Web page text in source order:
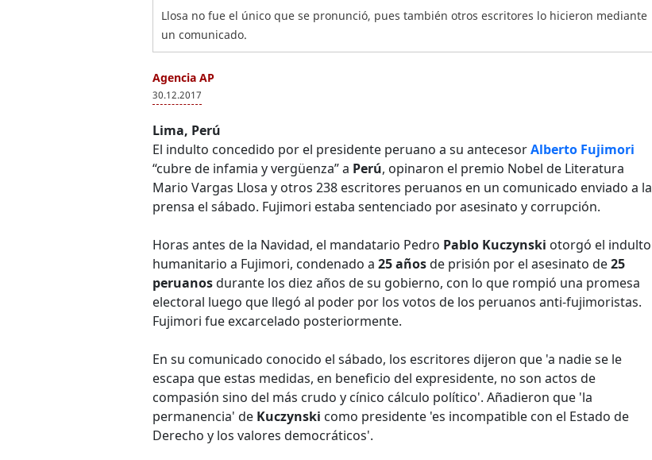
Llosa no fue el único que se pronunció, pues también otros escritores lo hicieron mediante
un comunicado.
Agencia AP
30.12.2017
Lima, Perú
El indulto concedido por el presidente peruano a su antecesorAlberto Fujimori
“cubre de infamia y vergüenza” a Perú, opinaron el premio Nobel de Literatura
Mario Vargas Llosa y otros 238 escritores peruanos en un comunicado enviado a la
prensa el sábado. Fujimori estaba sentenciado por asesinato y corrupción.
Horas antes de la Navidad, el mandatario Pedro Pablo Kuczynski otorgó el indulto
humanitario a Fujimori, condenado a 25 añosde prisión por el asesinato de25
peruanosdurante los diez años de su gobierno, con lo que rompió una promesa
electoral luego que llegó al poder por los votos de los peruanos anti-fujimoristas.
Fujimori fue excarcelado posteriormente.
En su comunicado conocido el sábado, los escritores dijeron que 'a nadie se le
escapa que estas medidas, en beneficio del expresidente, no son actos de
compasión sino del más crudo y cínico cálculo político'. Añadieron que 'la
permanencia' de Kuczynski como presidente 'es incompatible con el Estado de
Derecho y los valores democráticos'.